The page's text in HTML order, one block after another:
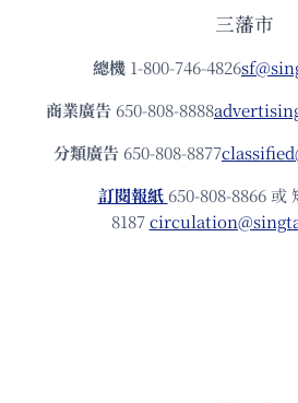
三藩市
總機 1-800-746-4826
商業廣告 650-808-8888
分類廣告 650-808-8877
訂閱報紙 650-808-8866 或
8187